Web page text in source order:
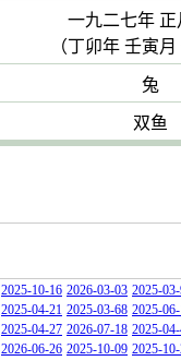
一九二七年 正
（丁卯年 壬寅月
兔
双鱼
2025-10-16 2026-03-03 2025-
2025-04-21 2025-03-68 2025-
2025-04-27 2026-07-18 2025-
2026-06-26 2025-10-09 2025-